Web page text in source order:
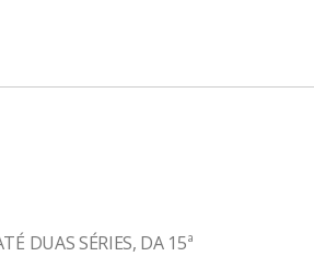
DUAS SÉRIES, DA 15ª